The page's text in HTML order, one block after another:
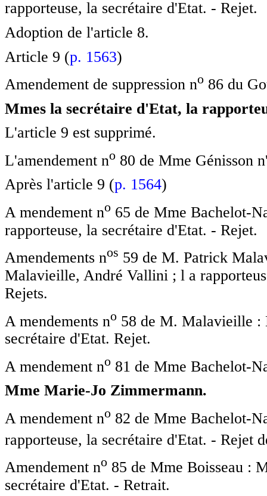
rapporteuse, la secrétaire d'Etat. - Rejet.
Adoption de l'article 8.
Article 9 (p. 1563)
Amendement de suppression no 86 du
Mmes la secrétaire d'Etat, la
L'article 9 est supprimé.
L'amendement no 80 de Mme Génisson
Après l'article 9 (p. 1564)
A mendement no 65 de Mme Bachelot-
rapporteuse, la secrétaire d'Etat. - Rejet.
Amendements nos 59 de M. Patrick
Malavieille, André Vallini ; l a
Rejets.
A mendements no 58 de M. Malavieille :
secrétaire d'Etat. Rejet.
A mendement no 81 de Mme Bachelot-
Mme Marie-Jo Zimmermann.
A mendement no 82 de Mme Bachelot-
rapporteuse, la secrétaire d'Etat. - Rejet
Amendement no 85 de Mme Boisseau :
secrétaire d'Etat. - Retrait.